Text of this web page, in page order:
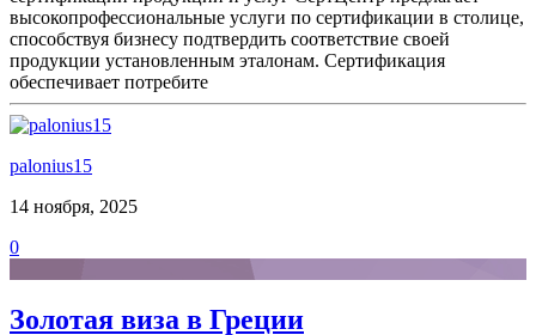
высокопрофессиональные услуги по сертификации в столице,
способствуя бизнесу подтвердить соответствие своей
продукции установленным эталонам. Сертификация
обеспечивает потребите
palonius15
14 ноября, 2025
0
Золотая виза в Греции